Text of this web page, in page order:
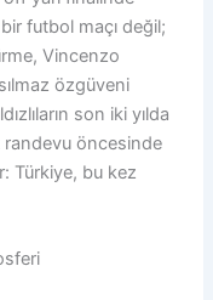
futbol maçı değil;
Vincenzo
özgüveni
son iki yılda
öncesinde
Türkiye, bu kez